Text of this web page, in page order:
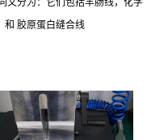
又分为：它们包括羊肠线，化学
和 胶原蛋白缝合线